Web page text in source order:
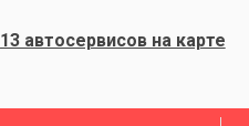
13 автосервисов на карте